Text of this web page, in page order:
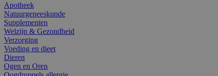
Apotheek
Natuurgeneeskunde
Supplementen
Welzijn & Gezondheid
Verzorging
Voeding en dieet
Dieren
Ogen en Oren